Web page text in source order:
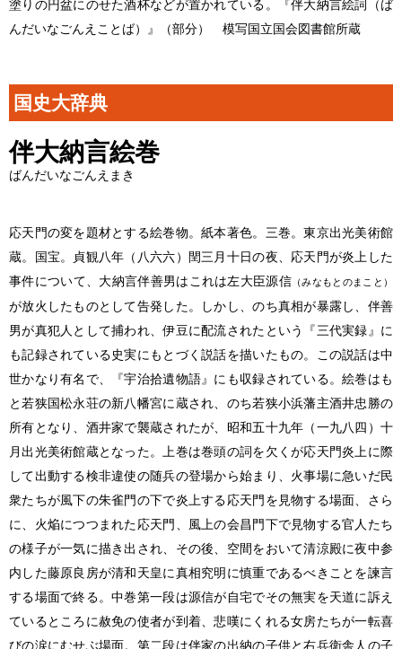
塗りの円盆にのせた酒杯などが置かれている。『伴大納言絵詞（ば
んだいなごんえことば）』（部分） 模写国立国会図書館所蔵
国史大辞典
伴大納言絵巻
ばんだいなごんえまき
応天門の変を題材とする絵巻物。紙本著色。三巻。東京出光美術館
蔵。国宝。貞観八年（八六六）閏三月十日の夜、応天門が炎上した
事件について、大納言伴善男はこれは左大臣源信 （みなもとのまこと）
が放火したものとして告発した。しかし、のち真相が暴露し、伴善
男が真犯人として捕われ、伊豆に配流されたという『三代実録』に
も記録されている史実にもとづく説話を描いたもの。この説話は中
世かなり有名で、『宇治拾遺物語』にも収録されている。絵巻はも
と若狭国松永荘の新八幡宮に蔵され、のち若狭小浜藩主酒井忠勝の
所有となり、酒井家で襲蔵されたが、昭和五十九年（一九八四）十
月出光美術館蔵となった。上巻は巻頭の詞を欠くが応天門炎上に際
して出動する検非違使の随兵の登場から始まり、火事場に急いだ民
衆たちが風下の朱雀門の下で炎上する応天門を見物する場面、さら
に、火焔につつまれた応天門、風上の会昌門下で見物する官人たち
の様子が一気に描き出され、その後、空間をおいて清涼殿に夜中参
内した藤原良房が清和天皇に真相究明に慎重であるべきことを諫言
する場面で終る。中巻第一段は源信が自宅でその無実を天道に訴え
ているところに赦免の使者が到着、悲嘆にくれる女房たちが一転喜
びの涙にむせぶ場面。第二段は伴家の出納の子供と右兵衛舎人の子